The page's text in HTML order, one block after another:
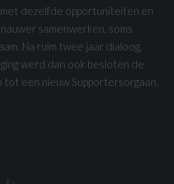
dezelfde opportuniteiten en
samenwerken, soms
Na ruim twee jaar dialoog,
werd dan ook besloten de
een nieuw Supportersorgaan.